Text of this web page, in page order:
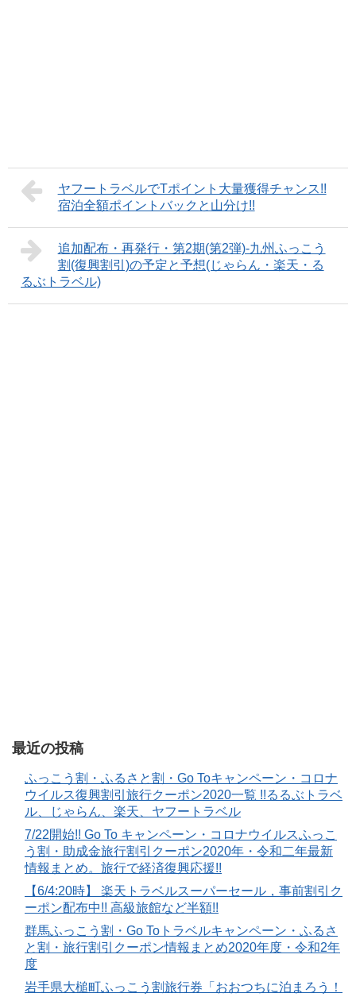
ヤフートラベルでTポイント大量獲得チャンス!!
宿泊全額ポイントバックと山分け!!
追加配布・再発行・第2期(第2弾)-九州ふっこう
割(復興割引)の予定と予想(じゃらん・楽天・る
るぶトラベル)
最近の投稿
ふっこう割・ふるさと割・Go Toキャンペーン・コロナ
ウイルス復興割引旅行クーポン2020一覧 !!るるぶトラベ
ル、じゃらん、楽天、ヤフートラベル
7/22開始!! Go To キャンペーン・コロナウイルスふっこ
う割・助成金旅行割引クーポン2020年・令和二年最新
情報まとめ。旅行で経済復興応援!!
【6/4:20時】 楽天トラベルスーパーセール，事前割引ク
ーポン配布中!! 高級旅館など半額!!
群馬ふっこう割・Go Toトラベルキャンペーン・ふるさ
と割・旅行割引クーポン情報まとめ2020年度・令和2年
度
岩手県大槌町ふっこう割旅行券「おおつちに泊まろう！